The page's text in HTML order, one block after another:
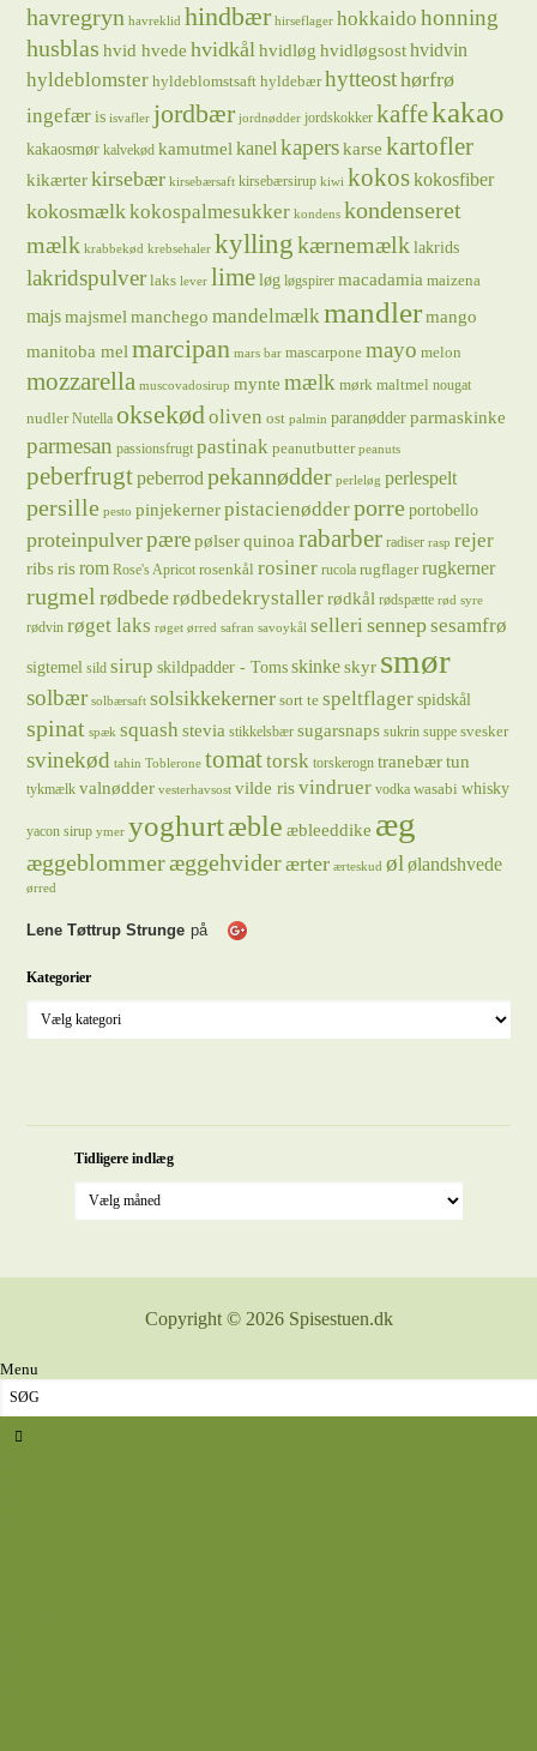
havregryn havreklid hindbær hirseflager hokkaido honning
husblas hvid hvede hvidkålhvidløg hvidløgsost hvidvin
hyldeblomster hyldeblomstsaft hyldebær hytteosthørfrø
ingefær is isvafler jordbær jordnødder jordskokker kaffekakao
kakaosmør kalvekød kamutmel kanelkaperskarse kartofler
kikærterkirsebær kirsebærsaft kirsebærsirup kiwi kokoskokosfiber
kokosmælkkokospalmesukker kondens kondenseret
mælk krabbekød krebsehaler kylling kærnemælk lakrids
lakridspulver laks lever lime løg løgspirer macadamia maizena
majsmajsmel manchego mandelmælkmandler mango
manitoba mel marcipan mars bar mascarpone mayo melon
mozzarella muscovadosirup mynte mælk mørk maltmel nougat
nudler Nutella oksekødoliven ost palmin paranødder parmaskinke
parmesan passionsfrugt pastinak peanutbutter peanuts
peberfrugtpeberrodpekannødder perleløg perlespelt
persille pesto pinjekerner pistacienødderporre portobello
proteinpulverpære pølser quinoa rabarber radiser rasp rejer
ribs risrom Rose's Apricot rosenkål rosiner rucola rugflager rugkerner
rugmel rødbederødbedekrystallerrødkål rødspætte rød syre
rødvin røget laks røget ørred safran savoykål sellerisennepsesamfrø
sigtemel sild sirup skildpadder - Toms skinke skyr smør
solbær solbærsaft solsikkekerner sort te speltflager spidskål
spinat spæk squash stevia stikkelsbær sugarsnaps sukrin suppe svesker
svinekød tahin Toblerone tomattorsk torskerogn tranebærtun
tykmælk valnødder vesterhavsost vilde ris vindruer vodka wasabi whisky
yacon sirup ymer yoghurtæble æbleeddike æg
æggeblommeræggehviderærter ærteskud øl ølandshvede
ørred
Lene Tøttrup Strunge på
Kategorier
Tidligere indlæg
Copyright © 2026 Spisestuen.dk
Menu